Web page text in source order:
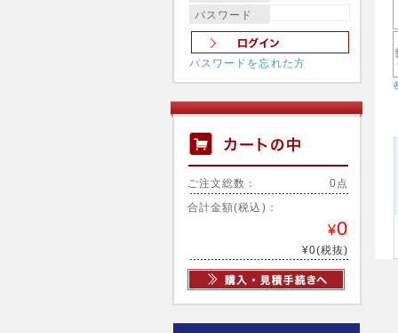
パスワード
パスワードを忘れた方
ご注文総数： 0点
合計金額(税込)：
¥0
¥0(税抜)